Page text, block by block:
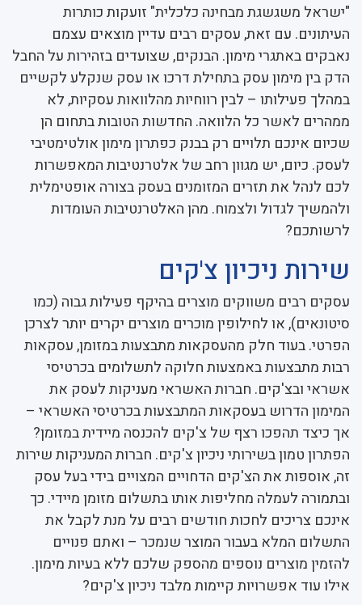
"ישראל משגשגת מבחינה כלכלית" זועקות כותרות
העיתונים. עם זאת, עסקים רבים עדיין מוצאים עצמם
נאבקים באתגרי מימון. הבנקים, שצועדים בזהירות על החבל
הדק בין מימון עסק בתחילת דרכו או עסק שנקלע לקשיים
במהלך פעילותו – לבין רווחיות מהלוואות עסקיות, לא
ממהרים לאשר כל הלוואה. החדשות הטובות בתחום הן
שכיום אינכם תלויים רק בבנק כפתרון מימון אולטימטיבי
לעסק. כיום, יש מגוון רחב של אלטרנטיבות המאפשרות
לכם לנהל את תזרים המזומנים בעסק בצורה אופטימלית
ולהמשיך לגדול ולצמוח. מהן האלטרנטיבות העומדות
לרשותכם?
שירות ניכיון צ'קים
עסקים רבים משווקים מוצרים בהיקף פעילות גבוה (כמו
סיטונאים), או לחילופין מוכרים מוצרים יקרים יותר לצרכן
הפרטי. בעוד חלק מהעסקאות מתבצעות במזומן, עסקאות
רבות מתבצעות באמצעות חלוקה לתשלומים בכרטיסי
אשראי ובצ'קים. חברות האשראי מעניקות לעסק את
המימון הדרוש בעסקאות המתבצעות בכרטיסי האשראי –
אך כיצד תהפכו רצף של צ'קים להכנסה מיידית במזומן?
הפתרון טמון בשירותי ניכיון צ'קים. חברות המעניקות שירות
זה, אוספות את הצ'קים הדחויים המצויים בידי בעל עסק
ובתמורה לעמלה מחליפות אותו בתשלום מזומן מיידי. כך
אינכם צריכים לחכות חודשים רבים על מנת לקבל את
התשלום המלא בעבור המוצר שנמכר – ואתם פנויים
להזמין מוצרים נוספים מהספק שלכם ללא בעיות מימון.
אילו עוד אפשרויות קיימות מלבד ניכיון צ'קים?